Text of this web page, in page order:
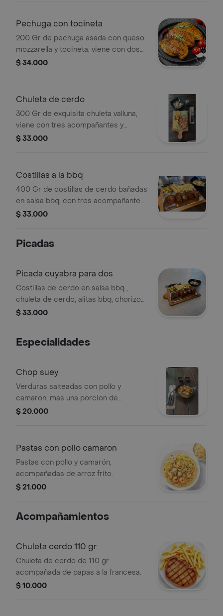
Pechuga con tocineta
200 Gr de pechuga asada con queso
mozzarella y tocineta, viene con dos
acompañantes y ensalada verde.
$ 34.000
Chuleta de cerdo
300 Gr de exquisita chuleta valluna,
viene con tres acompañantes y
ensalada verde.
$ 33.000
Costillas a la bbq
400 Gr de costillas de cerdo bañadas
en salsa bbq, con tres acompañantes
y ensalada verde.
$ 33.000
Picadas
Picada cuyabra para dos
Costillas de cerdo en salsa bbq ,
chuleta de cerdo, alitas bbq, chorizo
de la casa, chicharroncitos mas tres
$ 33.000
Especialidades
Chop suey
Verduras salteadas con pollo y
camaron, mas una porcion de
nuestros arroces.
$ 20.000
Pastas con pollo camaron
Pastas con pollo y camarón,
acompañadas de arroz frito.
$ 21.000
Acompañamientos
Chuleta cerdo 110 gr
Chuleta de cerdo de 110 gr
acompañada de papas a la francesa.
$ 10.000